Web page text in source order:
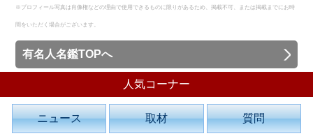
※プロフィール写真は肖像権などの理由で使用できるものに限りがあるため、掲載不可、または掲載までにお時
間をいただく場合がございます。
有名人名鑑TOPへ
人気コーナー
ニュース 取材 質問